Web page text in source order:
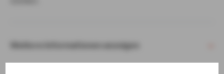
Weitere Informationen anzeigen